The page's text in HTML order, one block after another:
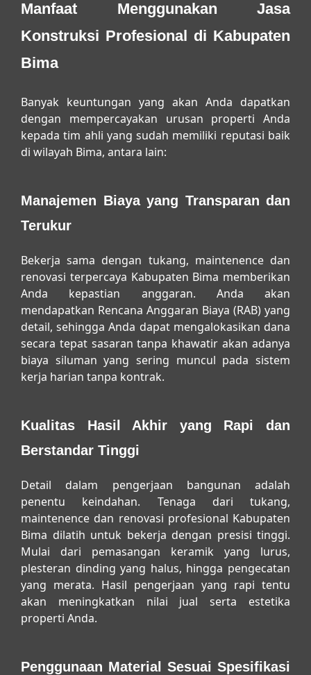
Manfaat Menggunakan Jasa
Konstruksi Profesional di Kabupaten
Bima
Banyak keuntungan yang akan Anda dapatkan
dengan mempercayakan urusan properti Anda
kepada tim ahli yang sudah memiliki reputasi baik
di wilayah Bima, antara lain:
Manajemen Biaya yang Transparan dan
Terukur
Bekerja sama dengan tukang, maintenence dan
renovasi terpercaya Kabupaten Bima memberikan
Anda kepastian anggaran. Anda akan
mendapatkan Rencana Anggaran Biaya (RAB) yang
detail, sehingga Anda dapat mengalokasikan dana
secara tepat sasaran tanpa khawatir akan adanya
biaya siluman yang sering muncul pada sistem
kerja harian tanpa kontrak.
Kualitas Hasil Akhir yang Rapi dan
Berstandar Tinggi
Detail dalam pengerjaan bangunan adalah
penentu keindahan. Tenaga dari tukang,
maintenence dan renovasi profesional Kabupaten
Bima dilatih untuk bekerja dengan presisi tinggi.
Mulai dari pemasangan keramik yang lurus,
plesteran dinding yang halus, hingga pengecatan
yang merata. Hasil pengerjaan yang rapi tentu
akan meningkatkan nilai jual serta estetika
properti Anda.
Penggunaan Material Sesuai Spesifikasi